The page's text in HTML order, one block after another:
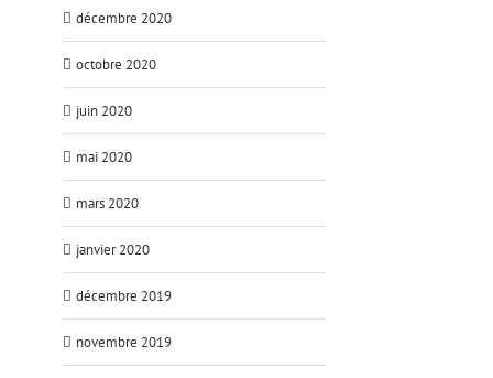
décembre 2020
octobre 2020
juin 2020
mai 2020
mars 2020
janvier 2020
décembre 2019
novembre 2019